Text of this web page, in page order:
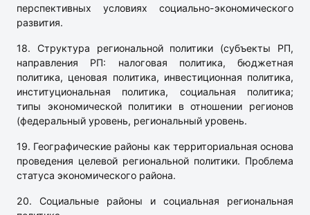
перспективных условиях социально-экономического
развития.
18. Структура региональной политики (субъекты РП,
направления РП: налоговая политика, бюджетная
политика, ценовая политика, инвестиционная политика,
институциональная политика, социальная политика;
типы экономической политики в отношении регионов
(федеральный уровень, региональный уровень.
19. Географические районы как территориальная основа
проведения целевой региональной политики. Проблема
статуса экономического района.
20. Социальные районы и социальная региональная